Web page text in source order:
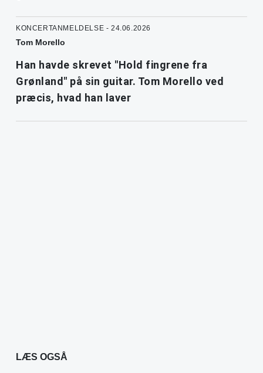
KONCERTANMELDELSE - 24.06.2026
Tom Morello
Han havde skrevet "Hold fingrene fra
Grønland" på sin guitar. Tom Morello ved
præcis, hvad han laver
LÆS OGSÅ